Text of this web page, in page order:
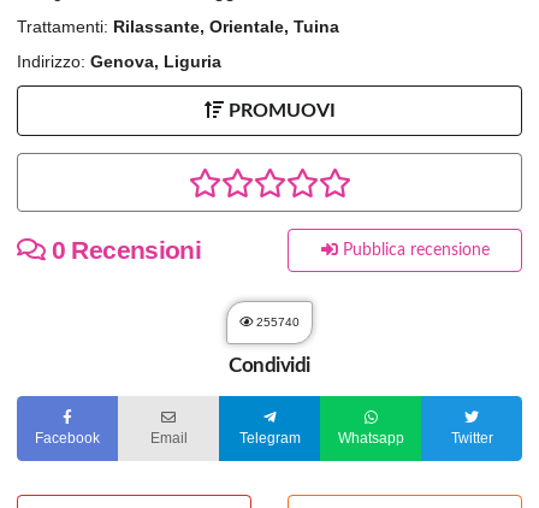
Trattamenti: Rilassante, Orientale, Tuina
Indirizzo: Genova, Liguria
PROMUOVI
0 Recensioni Pubblica recensione
255740
Condividi
Facebook Email Telegram Whatsapp Twitter